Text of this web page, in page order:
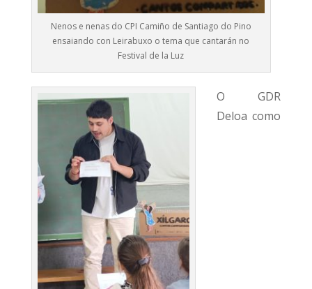
Nenos e nenas do CPI Camiño de Santiago do Pino
ensaiando con Leirabuxo o tema que cantarán no
Festival de la Luz
O GDR
Deloa como